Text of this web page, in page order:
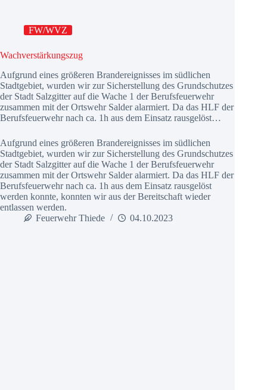
FW/WVZ
Wachverstärkungszug
Aufgrund eines größeren Brandereignisses im südlichen
Stadtgebiet, wurden wir zur Sicherstellung des Grundschutzes
der Stadt Salzgitter auf die Wache 1 der Berufsfeuerwehr
zusammen mit der Ortswehr Salder alarmiert. Da das HLF der
Berufsfeuerwehr nach ca. 1h aus dem Einsatz rausgelöst…
Aufgrund eines größeren Brandereignisses im südlichen
Stadtgebiet, wurden wir zur Sicherstellung des Grundschutzes
der Stadt Salzgitter auf die Wache 1 der Berufsfeuerwehr
zusammen mit der Ortswehr Salder alarmiert. Da das HLF der
Berufsfeuerwehr nach ca. 1h aus dem Einsatz rausgelöst
werden konnte, konnten wir aus der Bereitschaft wieder
entlassen werden.
Feuerwehr Thiede
04.10.2023